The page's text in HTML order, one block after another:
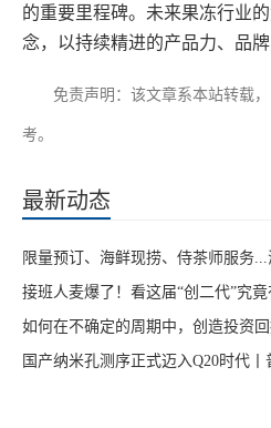
的重要里程碑。未来果冻行业
念，以持续精进的产品力、品
免责声明：该文章系本站转载
考。
最新动态
限量预订、海鲜现捞、侍茶师服务
接班人麦爆了！看这届“创二代”究竟
如何在不确定的周期中，创造投资回
国产纳米孔测序正式迈入Q20时代丨